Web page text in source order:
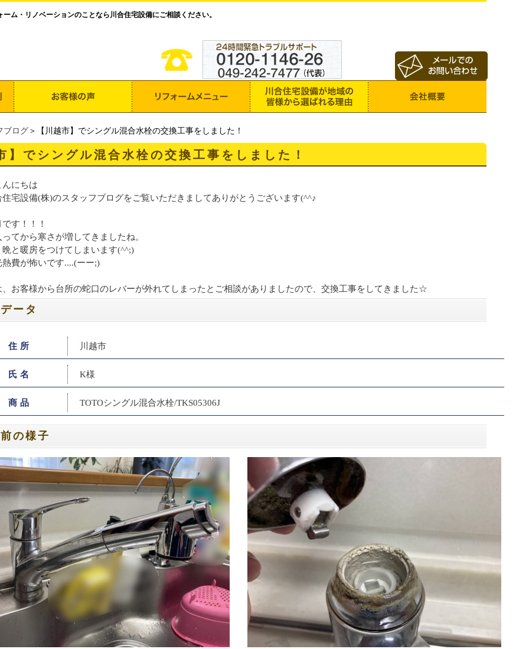
ーム・リノベーションのことなら川合住宅設備にご相談ください。
ブログ ＞【川越市】でシングル混合水栓の交換工事をしました！
】でシングル混合水栓の交換工事をしました！
にちは
宅設備(株)のスタッフブログをご覧いただきましてありがとうございます(^^♪
す！！！
てから寒さが増してきましたね。
と暖房をつけてしまいます(^^;)
費が怖いです....(ーー;)
、お客様から台所の蛇口のレバーが外れてしまったとご相談がありましたので、交換工事をしてきました☆
ータ
住所 川越市
氏名 K様
商品 TOTOシングル混合水栓/TKS05306J
の様子